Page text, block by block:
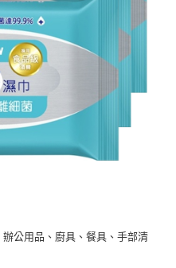
關疑問，請聯繫「AFTEE先享後付
support/home
「AFTEE先享後付」服務完成之交
料，並將交易相關給付款項請求債
網址：
引起之損失，本公司不負相關責
之使用額度並採取法律行動。
運費
運費
公用品、廚具、餐具、手部清